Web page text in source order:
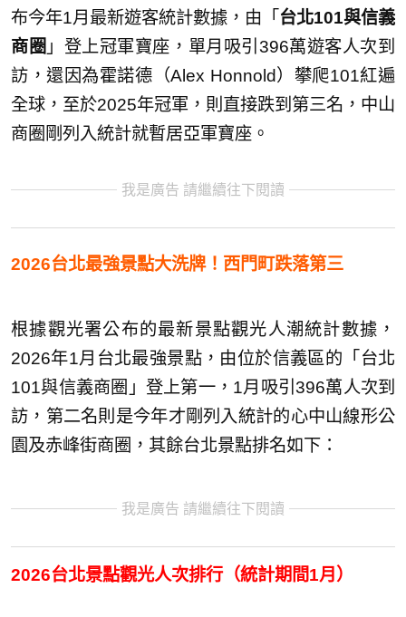
布今年1月最新遊客統計數據，由「 台北101與信義
商圈 」登上冠軍寶座，單月吸引396萬遊客人次到
訪，還因為霍諾德（Alex Honnold）攀爬101紅遍
全球，至於2025年冠軍，則直接跌到第三名，中山
商圈剛列入統計就暫居亞軍寶座。
我是廣告 請繼續往下閱讀
2026台北最強景點大洗牌！西門町跌落第三
根據觀光署公布的最新景點觀光人潮統計數據，
2026年1月台北最強景點，由位於信義區的「台北
101與信義商圈」登上第一，1月吸引396萬人次到
訪，第二名則是今年才剛列入統計的心中山線形公
園及赤峰街商圈，其餘台北景點排名如下：
我是廣告 請繼續往下閱讀
2026台北景點觀光人次排行（統計期間1月）